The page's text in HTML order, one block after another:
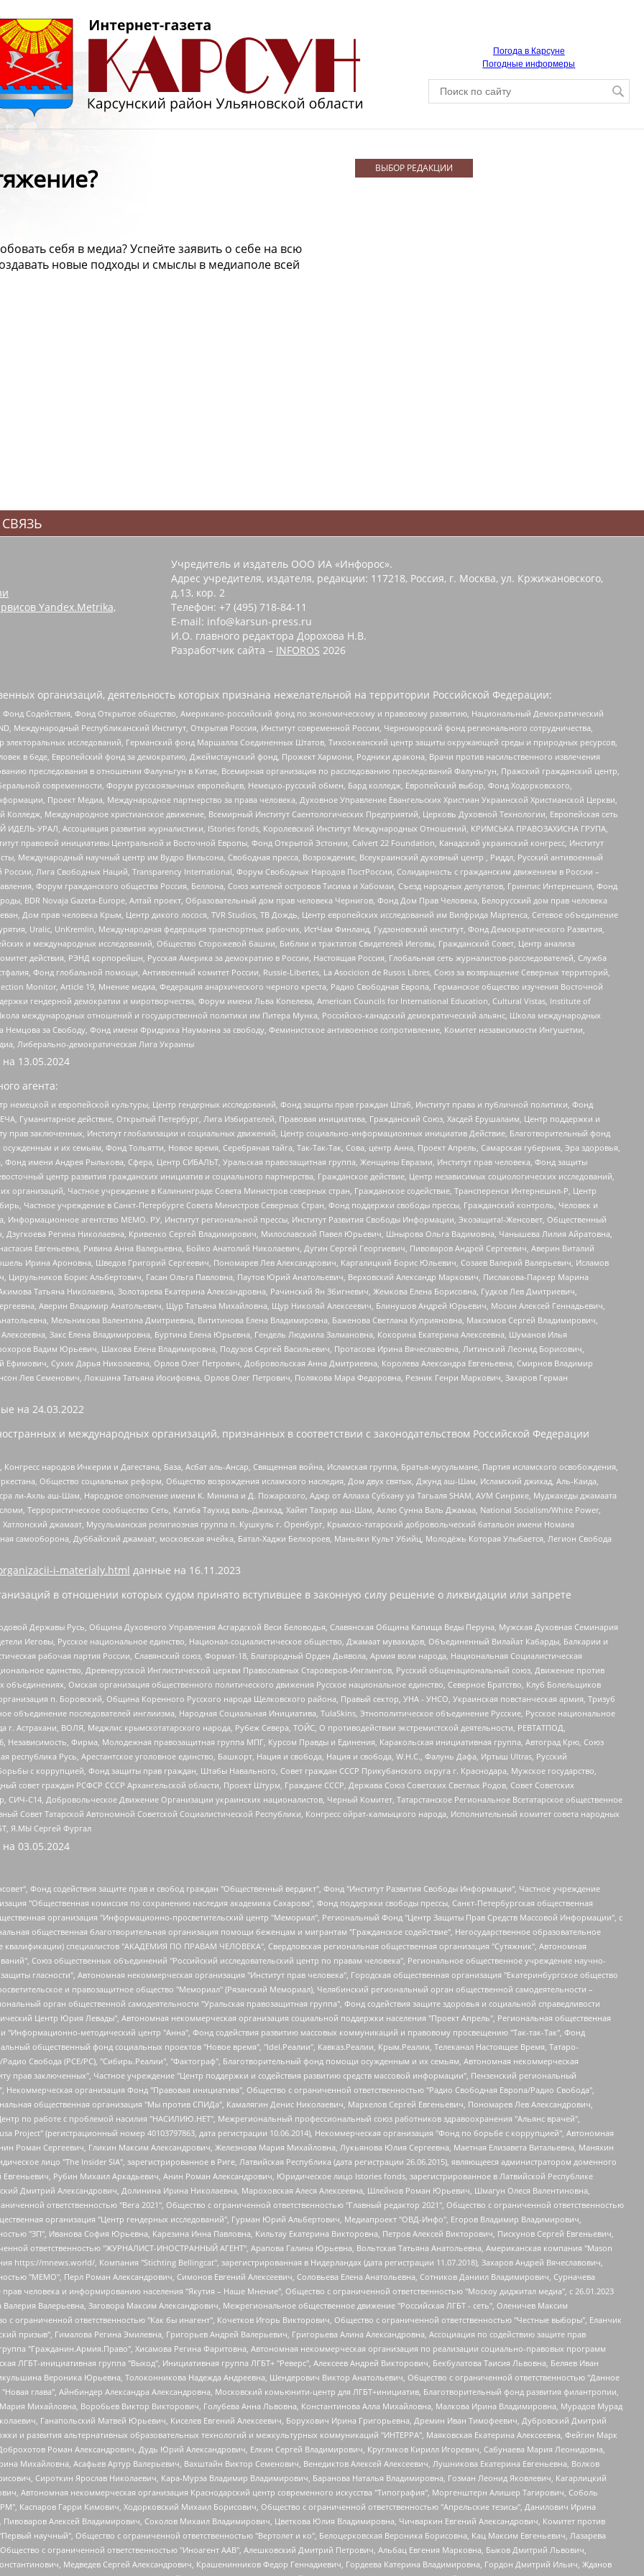
Погода в Карсуне
Погодные информеры
себя в медиа? Успейте заявить о себе на всю
новые подходы и смыслы в медиаполе всей
ВЫБОР РЕДАКЦИИ
Yandex.Metrika,
Учредитель и издатель ООО ИА «Инфорос».
Адрес учредителя, издателя, редакции: 117218, Россия, г. Москва, ул. Кржижановского,
д.13, кор. 2
Телефон: +7 (495) 718-84-11
E-mail: info@karsun-press.ru
И.О. главного редактора Дорохова Н.В.
Разработчик сайта – INFOROS 2026
организаций, деятельность которых признана нежелательной на территории Российской Федерации:
Содействия, Фонд Открытое общество, Американо-российский фонд по экономическому и правовому развитию, Национальный Демократический
Международный Республиканский Институт, Открытая Россия, Институт современной России, Черноморский фонд регионального сотрудничества,
исследований, Германский фонд Маршалла Соединенных Штатов, Тихоокеанский центр защиты окружающей среды и природных ресурсов,
в беде, Европейский фонд за демократию, Джеймстаунский фонд, Прожект Хармони, Родники дракона, Врачи против насильственного извлечения
преследования в отношении Фалуньгун в Китае, Всемирная организация по расследованию преследований Фалуньгун, Пражский гражданский центр,
современности, Форум русскоязычных европейцев, Немецко-русский обмен, Бард колледж, Европейский выбор, Фонд Ходорковского,
Проект Медиа, Международное партнерство за права человека, Духовное Управление Евангельских Христиан Украинской Христианской Церкви,
Международное христианское движение, Всемирный Институт Саентологических Предприятий, Церковь Духовной Технологии, Европейская сеть
УРАЛ, Ассоциация развития журналистики, IStories fonds, Королевский Институт Международных Отношений, КРИМСЬКА ПРАВОЗАХИСНА ГРУПА,
правовой инициативы Центральной и Восточной Европы, Фонд Открытой Эстонии, Calvert 22 Foundation, Канадский украинский конгресс, Институт
Международный научный центр им Вудро Вильсона, Свободная пресса, Возрождение, Всеукраинский духовный центр , Риддл, Русский антивоенный
Лига Свободных Наций, Transparеncy International, Форум Свободных Народов ПостРоссии, Солидарность с гражданским движением в России –
Форум гражданского общества Россия, Беллона, Союз жителей островов Тисима и Хабомаи, Съезд народных депутатов, Гринпис Интернешнл, Фонд
BDR Novaja Gazeta-Europe, Алтай проект, Образовательный дом прав человека Чернигов, Фонд Дом Прав Человека, Белорусский дом прав человека
Дом прав человека Крым, Центр дикого лосося, TVR Studios, ТВ Дождь, Центр европейских исследований им Вилфрида Мартенса, Сетевое объединение
Uralic, UnKremlin, Международная федерация транспортных рабочих, ИстЧам Финланд, Гудзоновский институт, Фонд Демократического Развития,
и международных исследований, Общество Сторожевой башни, Библии и трактатов Свидетелей Иеговы, Гражданский Совет, Центр анализа
действия, РЭНД корпорейшн, Русская Америка за демократию в России, Настоящая Россия, Глобальная сеть журналистов-расследователей, Служба
Фонд глобальной помощи, Антивоенный комитет России, Russie-Libertes, La Asocicion de Rusos Libres, Союз за возвращение Северных территорий,
Monitor, Article 19, Мнение медиа, Федерация анархического черного креста, Радио Свободная Европа, Германское общество изучения Восточной
гендерной демократии и миротворчества, Форум имени Льва Копелева, American Councils for International Education, Cultural Vistas, Institute of
международных отношений и государственной политики им Питера Мунка, Российско-канадский демократический альянс, Школа международных
за Свободу, Фонд имени Фридриха Науманна за свободу, Феминистское антивоенное сопротивление, Комитет независимости Ингушетии,
Либерально-демократическая Лига Украины
13.05.2024
агента:
и европейской культуры, Центр гендерных исследований, Фонд защиты прав граждан Штаб, Институт права и публичной политики, Фонд
действие, Открытый Петербург, Лига Избирателей, Правовая инициатива, Гражданский Союз, Хасдей Ерушалаим, Центр поддержки и
прав заключенных, Институт глобализации и социальных движений, Центр социально-информационных инициатив Действие, Благотворительный фонд
и их семьям, Фонд Тольятти, Новое время, Серебряная тайга, Так-Так-Так, Сова, центр Анна, Проект Апрель, Самарская губерния, Эра здоровья,
имени Андрея Рылькова, Сфера, Центр СИБАЛЬТ, Уральская правозащитная группа, Женщины Евразии, Институт прав человека, Фонд защиты
центр развития гражданских инициатив и социального партнерства, Гражданское действие, Центр независимых социологических исследований,
Частное учреждение в Калининграде Совета Министров северных стран, Гражданское содействие, Трансперенси Интернешнл-Р, Центр
Частное учреждение в Санкт-Петербурге Совета Министров Северных Стран, Фонд поддержки свободы прессы, Гражданский контроль, Человек и
Информационное агентство МЕМО. РУ, Институт региональной прессы, Институт Развития Свободы Информации, Экозащита!-Женсовет, Общественный
Дзугкоева Регина Николаевна, Кривенко Сергей Владимирович, Милославский Павел Юрьевич, Шнырова Ольга Вадимовна, Чанышева Лилия Айратовна,
Евгеньевна, Ривина Анна Валерьевна, Бойко Анатолий Николаевич, Дугин Сергей Георгиевич, Пивоваров Андрей Сергеевич, Аверин Виталий
Ирина Ароновна, Шведов Григорий Сергеевич, Пономарев Лев Александрович, Каргалицкий Борис Юльевич, Созаев Валерий Валерьевич, Исламов
Цирульников Борис Альбертович, Гасан Ольга Павловна, Паутов Юрий Анатольевич, Верховский Александр Маркович, Пислакова-Паркер Марина
Татьяна Николаевна, Золотарева Екатерина Александровна, Рачинский Ян Збигневич, Жемкова Елена Борисовна, Гудков Лев Дмитриевич,
Аверин Владимир Анатольевич, Щур Татьяна Михайловна, Щур Николай Алексеевич, Блинушов Андрей Юрьевич, Мосин Алексей Геннадьевич,
Мельникова Валентина Дмитриевна, Вититинова Елена Владимировна, Баженова Светлана Куприяновна, Максимов Сергей Владимирович,
Закс Елена Владимировна, Буртина Елена Юрьевна, Гендель Людмила Залмановна, Кокорина Екатерина Алексеевна, Шуманов Илья
Вадим Юрьевич, Шахова Елена Владимировна, Подузов Сергей Васильевич, Протасова Ирина Вячеславовна, Литинский Леонид Борисович,
Сухих Дарья Николаевна, Орлов Олег Петрович, Добровольская Анна Дмитриевна, Королева Александра Евгеньевна, Смирнов Владимир
Лев Семенович, Локшина Татьяна Иосифовна, Орлов Олег Петрович, Полякова Мара Федоровна, Резник Генри Маркович, Захаров Герман
на 24.03.2022
и международных организаций, признанных в соответствии с законодательством Российской Федерации
народов Ичкерии и Дагестана, База, Асбат аль-Ансар, Священная война, Исламская группа, Братья-мусульмане, Партия исламского освобождения,
Общество социальных реформ, Общество возрождения исламского наследия, Дом двух святых, Джунд аш-Шам, Исламский джихад, Аль-Каида,
ли-Ахль аш-Шам, Народное ополчение имени К. Минина и Д. Пожарского, Аджр от Аллаха Субхану уа Тагьаля SHAM, АУМ Синрике, Муджахеды джамаата
Террористическое сообщество Сеть, Катиба Таухид валь-Джихад, Хайят Тахрир аш-Шам, Ахлю Сунна Валь Джамаа, National Socialism/White Power,
джамаат, Мусульманская религиозная группа п. Кушкуль г. Оренбург, Крымско-татарский добровольческий батальон имени Номана
самооборона, Дуббайский джамаат, московская ячейка, Батал-Хаджи Белхороев, Маньяки Культ Убийц, Молодёжь Которая Улыбается, Легион Свобода
i-materialy.html данные на 16.11.2023
в отношении которых судом принято вступившее в законную силу решение о ликвидации или запрете
Державы Русь, Община Духовного Управления Асгардской Веси Беловодья, Славянская Община Капища Веды Перуна, Мужская Духовная Семинария
Иеговы, Русское национальное единство, Национал-социалистическое общество, Джамаат мувахидов, Объединенный Вилайат Кабарды, Балкарии и
рабочая партия России, Славянский союз, Формат-18, Благородный Орден Дьявола, Армия воли народа, Национальная Социалистическая
единство, Древнерусской Инглистической церкви Православных Староверов-Инглингов, Русский общенациональный союз, Движение против
Омская организация общественного политического движения Русское национальное единство, Северное Братство, Клуб Болельщиков
п. Боровский, Община Коренного Русского народа Щелковского района, Правый сектор, УНА - УНСО, Украинская повстанческая армия, Тризуб
объединение последователей инглиизма, Народная Социальная Инициатива, TulaSkins, Этнополитическое объединение Русские, Русское национальное
Астрахани, ВОЛЯ, Меджлис крымскотатарского народа, Рубеж Севера, ТОЙС, О противодействии экстремистской деятельности, РЕВТАТПОД,
Фирма, Молодежная правозащитная группа МПГ, Курсом Правды и Единения, Каракольская инициативная группа, Автоград Крю, Союз
республика Русь, Арестантское уголовное единство, Башкорт, Нация и свобода, Нация и свобода, W.H.С., Фалунь Дафа, Иртыш Ultras, Русский
с коррупцией, Фонд защиты прав граждан, Штабы Навального, Совет граждан СССР Прикубанского округа г. Краснодара, Мужское государство,
совет граждан РСФСР СССР Архангельской области, Проект Штурм, Граждане СССР, Держава Союз Советских Светлых Родов, Совет Советских
СИЧ-С14, Добровольческое Движение Организации украинских националистов, Черный Комитет, Татарстанское Региональное Всетатарское общественное
Совет Татарской Автономной Советской Социалистической Республики, Конгресс ойрат-калмыцкого народа, Исполнительный комитет совета народных
Я.МЫ Сергей Фургал
03.05.2024
профессиональный союз работников здравоохранения "Альянс врачей", Юридическое лицо, зарегистрированное в Латвийской Республике, SIA "Medusa Project" (регистрационный номер 40103797863, дата регистрации 10.06.2014), Некоммерческая организация "Фонд по борьбе с коррупцией", Автономная некоммерческая организация "Институт права и публичной политики", Баданин Роман Сергеевич, Гликин Максим Александрович, Железнова Мария Михайловна, Лукьянова Юлия Сергеевна, Маетная Елизавета Витальевна, Маняхин Петр Борисович, Чуракова Ольга Владимировна, Ярош Юлия Петровна, Юридическое лицо "The Insider SIA", зарегистрированное в Риге, Латвийская Республика (дата регистрации 26.06.2015), являющееся администратором доменного имени интернет-издания "The Insider SIA", https://theins.ru, Постернак Алексей Евгеньевич, Рубин Михаил Аркадьевич, Анин Роман Александрович, Юридическое лицо Istories fonds, зарегистрированное в Латвийской Республике (регистрационный номер 50008295751, дата регистрации 24.02.2020), Великовский Дмитрий Александрович, Долинина Ирина Николаевна, Мароховская Алеся Алексеевна, Шлейнов Роман Юрьевич, Шмагун Олеся Валентиновна, Общество с ограниченной ответственностью "Альтаир 2021", Общество с ограниченной ответственностью "Вега 2021", Общество с ограниченной ответственностью "Главный редактор 2021", Общество с ограниченной ответственностью "Ромашки монолит", Важенков Артем Валерьевич, Ивановская областная общественная организация "Центр гендерных исследований", Гурман Юрий Альбертович, Медиапроект "ОВД-Инфо", Егоров Владимир Владимирович, Жилинский Владимир Александрович, Общество с ограниченной ответственностью "ЗП", Иванова София Юрьевна, Карезина Инна Павловна, Кильтау Екатерина Викторовна, Петров Алексей Викторович, Пискунов Сергей Евгеньевич, Смирнов Сергей Сергеевич, Тихонов Михаил Сергеевич, Общество с ограниченной ответственностью "ЖУРНАЛИСТ-ИНОСТРАННЫЙ АГЕНТ", Арапова Галина Юрьевна, Вольтская Татьяна Анатольевна, Американская компания "Mason G.E.S. Anonymous Foundation" (США), являющаяся владельцем интернет-издания https://mnews.world/, Компания "Stichting Bellingcat", зарегистрированная в Нидерландах (дата регистрации 11.07.2018), Захаров Андрей Вячеславович, Клепиковская Екатерина Дмитриевна, Общество с ограниченной ответственностью "МЕМО", Перл Роман Александрович, Симонов Евгений Алексеевич, Соловьева Елена Анатольевна, Сотников Даниил Владимирович, Сурначева Елизавета Дмитриевна, Автономная некоммерческая организация по защите прав человека и информированию населения "Якутия – Наше Мнение", Общество с ограниченной ответственностью "Москоу диджитал медиа", с 26.01.2023 Общество с ограниченной ответственностью "Чайка Белые сады", Ветошкина Валерия Валерьевна, Заговора Максим Александрович, Межрегиональное общественное движение "Российская ЛГБТ - сеть", Оленичев Максим Владимирович, Павлов Иван Юрьевич, Скворцова Елена Сергеевна, Общество с ограниченной ответственностью "Как бы инагент", Кочетков Игорь Викторович, Общество с ограниченной ответственностью "Честные выборы", Еланчик Олег Александрович, Общество с ограниченной ответственностью "Нобелевский призыв", Гималова Регина Эмилевна, Григорьев Андрей Валерьевич, Григорьева Алина Александровна, Ассоциация по содействию защите прав призывников, альтернативнослужащих и военнослужащих "Правозащитная группа "Гражданин.Армия.Право", Хисамова Регина Фаритовна, Автономная некоммерческая организация по реализации социально-правовых программ "Лилит", Дальневосточное общественное движение "Маяк", Санкт-Петербургская ЛГБТ-инициативная группа "Выход", Инициативная группа ЛГБТ+ "Реверс", Алексеев Андрей Викторович, Бекбулатова Таисия Львовна, Беляев Иван Михайлович, Владыкина Елена Сергеевна, Гельман Марат Александрович, Никульшина Вероника Юрьевна, Толоконникова Надежда Андреевна, Шендерович Виктор Анатольевич, Общество с ограниченной ответственностью "Данное сообщение", Общество с ограниченной ответственностью Издательский дом "Новая глава", Айнбиндер Александра Александровна, Московский комьюнити-центр для ЛГБТ+инициатив, Благотворительный фонд развития филантропии, Deutsche Welle (Германия, Kurt-Schumacher-Strasse 3, 53113 Bonn), Борзунова Мария Михайловна, Воробьев Виктор Викторович, Голубева Анна Львовна, Константинова Алла Михайловна, Малкова Ирина Владимировна, Мурадов Мурад Абдулгалимович, Осетинская Елизавета Николаевна, Понасенков Евгений Николаевич, Ганапольский Матвей Юрьевич, Киселев Евгений Алексеевич, Борухович Ирина Григорьевна, Дремин Иван Тимофеевич, Дубровский Дмитрий Викторович, Красноярская региональная общественная организация поддержки и развития альтернативных образовательных технологий и межкультурных коммуникаций "ИНТЕРРА", Маяковская Екатерина Алексеевна, Фейгин Марк Захарович, Филимонов Андрей Викторович, Дзугкоева Регина Николаевна, Доброхотов Роман Александрович, Дудь Юрий Александрович, Елкин Сергей Владимирович, Кругликов Кирилл Игоревич, Сабунаева Мария Леонидовна, Семенов Алексей Владимирович, Шаинян Карен Багратович, Шульман Екатерина Михайловна, Асафьев Артур Валерьевич, Вахштайн Виктор Семенович, Венедиктов Алексей Алексеевич, Лушникова Екатерина Евгеньевна, Волков Леонид Михайлович, Невзоров Александр Глебович, Пархоменко Сергей Борисович, Сироткин Ярослав Николаевич, Кара-Мурза Владимир Владимирович, Баранова Наталья Владимировна, Гозман Леонид Яковлевич, Кагарлицкий Борис Юльевич, Климарев Михаил Валерьевич, Милов Владимир Станиславович, Автономная некоммерческая организация Краснодарский центр современного искусства "Типография", Моргенштерн Алишер Тагирович, Соболь Любовь Эдуардовна, Общество с ограниченной ответственностью "ЛИЗА НОРМ", Каспаров Гарри Кимович, Ходорковский Михаил Борисович, Общество с ограниченной ответственностью "Апрельские тезисы", Данилович Ирина Брониславовна, Кашин Олег Владимирович, Петров Николай Владимирович, Пивоваров Алексей Владимирович, Соколов Михаил Владимирович, Цветкова Юлия Владимировна, Чичваркин Евгений Александрович, Комитет против пыток/Команда против пыток, Общество с ограниченной ответственностью "Первый научный", Общество с ограниченной ответственностью "Вертолет и ко", Белоцерковская Вероника Борисовна, Кац Максим Евгеньевич, Лазарева Татьяна Юрьевна, Шаведдинов Руслан Табризович, Яшин Илья Валерьевич, Общество с ограниченной ответственностью "Иноагент ААВ", Алешковский Дмитрий Петрович, Альбац Евгения Марковна, Быков Дмитрий Львович, Галямина Юлия Евгеньевна, Лойко Сергей Леонидович, Мартынов Кирилл Константинович, Медведев Сергей Александрович, Крашенинников Федор Геннадиевич, Гордеева Катерина Вл